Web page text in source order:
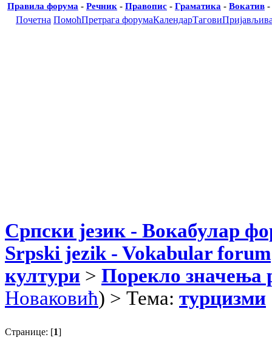
Правила форума - Речник - Правопис - Граматика - Вокатив -
Почетна ПомоћПретрага форумаКалендарТагови
Српски језик - Вокабулар
Srpski jezik - Vokabular forum
култури > Порекло значења
Новаковић) > Тема: турцизми
Странице: [1]